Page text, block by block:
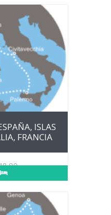
ISLAS
FRANCIA